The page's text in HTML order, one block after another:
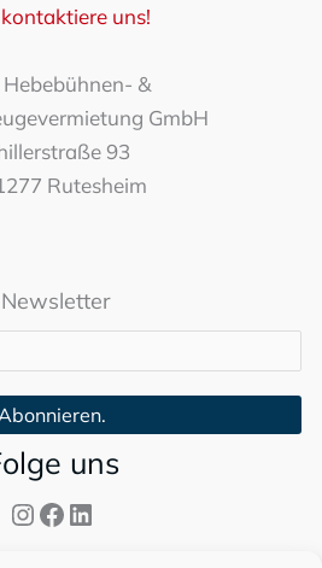
kontaktiere uns!
&
GmbH
93
Rutesheim
uns
Instagram
Facebook
LinkedIn